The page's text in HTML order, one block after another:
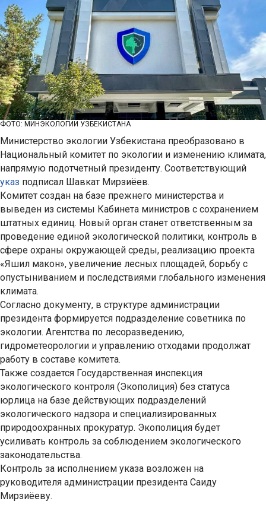
ФОТО: МИНЭКОЛОГИИ УЗБЕКИСТАНА
Министерство экологии Узбекистана преобразовано в
Национальный комитет по экологии и изменению климата,
напрямую подотчетный президенту. Соответствующий
указ подписал Шавкат Мирзиёев.
Комитет создан на базе прежнего министерства и
выведен из системы Кабинета министров с сохранением
штатных единиц. Новый орган станет ответственным за
проведение единой экологической политики, контроль в
сфере охраны окружающей среды, реализацию проекта
«Яшил макон», увеличение лесных площадей, борьбу с
опустыниванием и последствиями глобального изменения
климата.
Согласно документу, в структуре администрации
президента формируется подразделение советника по
экологии. Агентства по лесоразведению,
гидрометеорологии и управлению отходами продолжат
работу в составе комитета.
Также создается Государственная инспекция
экологического контроля (Экополиция) без статуса
юрлица на базе действующих подразделений
экологического надзора и специализированных
природоохранных прокуратур. Экополиция будет
усиливать контроль за соблюдением экологического
законодательства.
Контроль за исполнением указа возложен на
руководителя администрации президента Саиду
Мирзиёеву.